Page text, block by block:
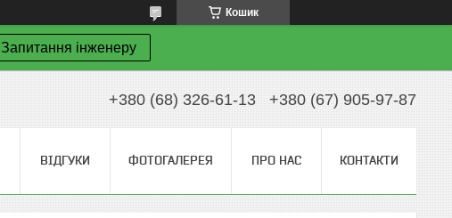
Кошик
Запитання інженеру
+380 (68) 326-61-13 +380 (67) 905-97-87
ВІДГУКИ ФОТОГАЛЕРЕЯ ПРО НАС КОНТАКТИ